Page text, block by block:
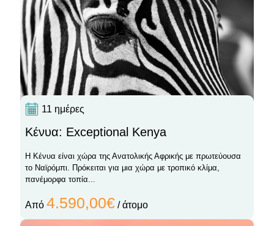
11 ημέρες
Κένυα: Exceptional Kenya
Η Κένυα είναι χώρα της Ανατολικής Αφρικής με πρωτεύουσα
το Ναϊρόμπι. Πρόκειται για μια χώρα με τροπικό κλίμα,
πανέμορφα τοπία...
Από 4.590,00€ / άτομο